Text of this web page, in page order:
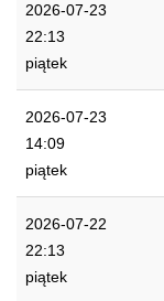
2026-07-23
22:13
piątek
2026-07-23
14:09
piątek
2026-07-22
22:13
piątek